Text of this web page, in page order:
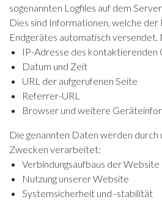
sogenannten Logfiles auf dem
Dies sind Informationen, welche
Endgerätes automatisch versendet.
IP-Adresse des kontaktierenden
Datum und Zeit
URL der aufgerufenen Seite
Referrer-URL
Browser und weitere
Die genannten Daten werden durch
Zwecken verarbeitet:
Verbindungsaufbaus der Website
Nutzung unserer Website
Systemsicherheit und -stabilität